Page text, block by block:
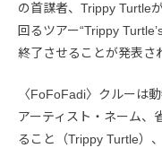
の首謀者、Trippy Turtle
回るツアー“Trippy
終了させることが発表さ
〈FoFoFadi〉クルーは
アーティスト・ネーム、
ること（Trippy Turtle）